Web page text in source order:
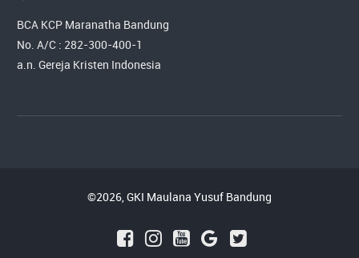
BCA KCP Maranatha Bandung
No. A/C : 282-300-400-1
a.n. Gereja Kristen Indonesia
©2026, GKI Maulana Yusuf Bandung